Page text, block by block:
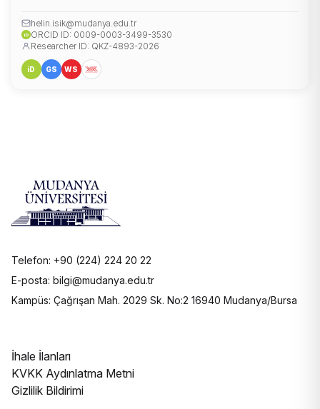
helin.isik@mudanya.edu.tr
iD ORCID ID: 0009-0003-3499-3530
Researcher ID: QKZ-4893-2026
iD GS WS
Telefon: +90 (224) 224 20 22
E-posta: bilgi@mudanya.edu.tr
Kampüs: Çağrışan Mah. 2029 Sk. No:2 16940 Mudanya/Bursa
İhale İlanları
KVKK Aydınlatma Metni
Gizlilik Bildirimi